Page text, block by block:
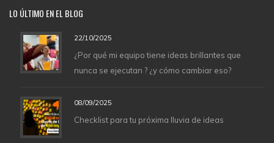
LO ÚLTIMO EN EL BLOG
22/10/2025
¿Por qué mi equipo tiene ideas brillantes que
nunca se ejecutan ? ¿y cómo cambiar eso?
08/09/2025
Checklist para tu próxima lluvia de ideas